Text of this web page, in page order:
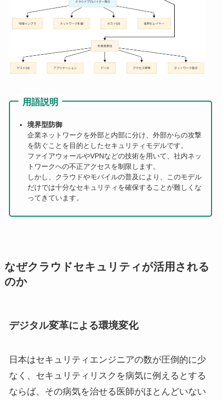
用語説明
境界型防御
企業ネットワークを外部と内部に分け、外部からの攻撃
を防ぐことを目的としたセキュリティモデルです。
ファイアウォールやVPNなどの技術を用いて、社内ネッ
トワークへの不正アクセスを制限します。
しかし、クラウドやモバイルの普及により、このモデル
だけでは十分なセキュリティを確保することが難しくな
ってきています。
なぜクラウドセキュリティが活用される
のか
デジタル変革による環境変化
日本はセキュリティエンジニアの数が圧倒的に少
なく、セキュリティリスクを病気に例えるとする
ならば、その病気を治せる医師がほとんどいない